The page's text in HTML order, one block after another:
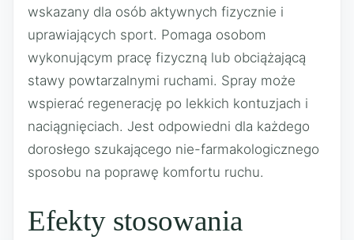
wskazany dla osób aktywnych fizycznie i
uprawiających sport. Pomaga osobom
wykonującym pracę fizyczną lub obciążającą
stawy powtarzalnymi ruchami. Spray może
wspierać regenerację po lekkich kontuzjach i
naciągnięciach. Jest odpowiedni dla każdego
dorosłego szukającego nie-farmakologicznego
sposobu na poprawę komfortu ruchu.
Efekty stosowania